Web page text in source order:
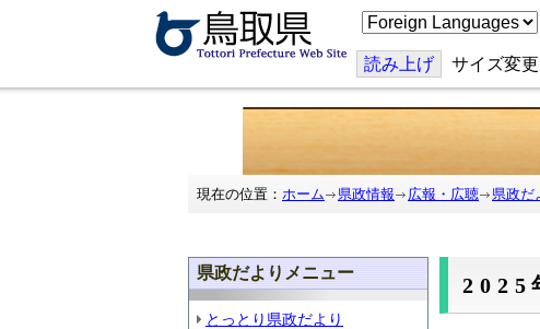
こ
の
ジ
を
翻
訳
読み上げ サイズ変更
現在の位置： ホーム 県政情報 広報・広聴 県政だ
県政だよりメニュー
とっとり県政だより
2025